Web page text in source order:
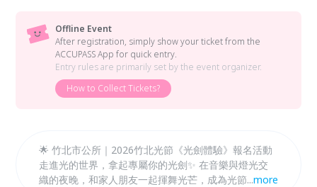
Offline Event
After registration, simply show your ticket from the
ACCUPASS App for quick entry.
Entry rules are primarily set by the event organizer.
How to Collect Tickets?
🌟 竹北市公所｜2026竹北光節《光劍體驗》報名活動
走進光的世界，拿起專屬你的光劍✨ 在音樂與燈光交
織的夜晚，和家人朋友一起揮舞光芒，成為光節裡最閃
...more